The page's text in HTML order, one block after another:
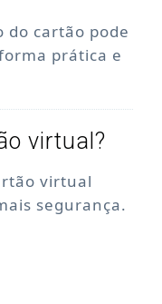
do cartão pode
prática e
virtual?
virtual
segurança.